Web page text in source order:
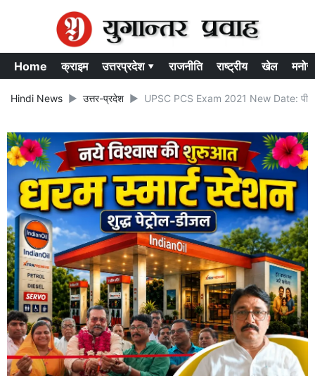
Home क्राइम उत्तरप्रदेश ▾ राजनीति राष्ट्रीय खेल
Hindi News उत्तर-प्रदेश UPSC PCS Exam 2021 New Date: